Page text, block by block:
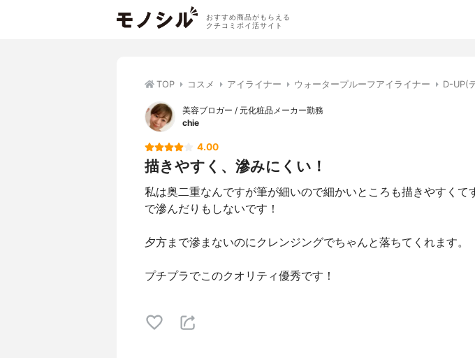
おすすめ商品がもらえる
クチコミポイ活サイト
TOP コスメ アイライナー ウォータープルーフアイライナー D-UP(
美容ブロガー / 元化粧品メーカー勤務
chie
4.00
描きやすく、滲みにくい！
私は奥二重なんですが筆が細いので細かいところも描きやすくて
で滲んだりもしないです！
夕方まで滲まないのにクレンジングでちゃんと落ちてくれます。
プチプラでこのクオリティ優秀です！